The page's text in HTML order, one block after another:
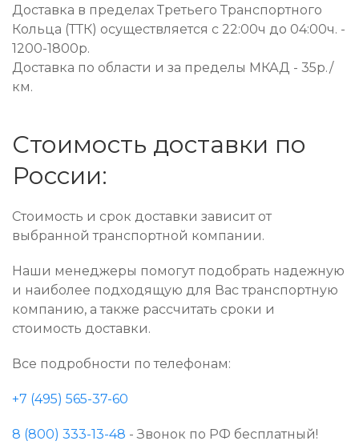
Доставка в пределах Третьего Транспортного
Кольца (ТТК) осуществляется с 22:00ч до 04:00ч. -
1200-1800р.
Доставка по области и за пределы МКАД - 35р./
км.
Стоимость доставки по
России:
Стоимость и срок доставки зависит от
выбранной транспортной компании.
Наши менеджеры помогут подобрать надежную
и наиболее подходящую для Вас транспортную
компанию, а также рассчитать сроки и
стоимость доставки.
Все подробности по телефонам:
+7 (495) 565-37-60
8 (800) 333-13-48 - Звонок по РФ бесплатный!